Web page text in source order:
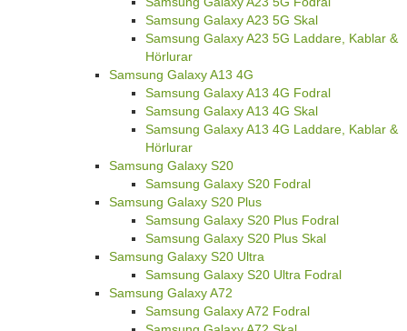
Samsung Galaxy A23 5G Skal
Samsung Galaxy A23 5G Laddare, Kablar &
Hörlurar
Samsung Galaxy A13 4G
Samsung Galaxy A13 4G Fodral
Samsung Galaxy A13 4G Skal
Samsung Galaxy A13 4G Laddare, Kablar &
Hörlurar
Samsung Galaxy S20
Samsung Galaxy S20 Fodral
Samsung Galaxy S20 Plus
Samsung Galaxy S20 Plus Fodral
Samsung Galaxy S20 Plus Skal
Samsung Galaxy S20 Ultra
Samsung Galaxy S20 Ultra Fodral
Samsung Galaxy A72
Samsung Galaxy A72 Fodral